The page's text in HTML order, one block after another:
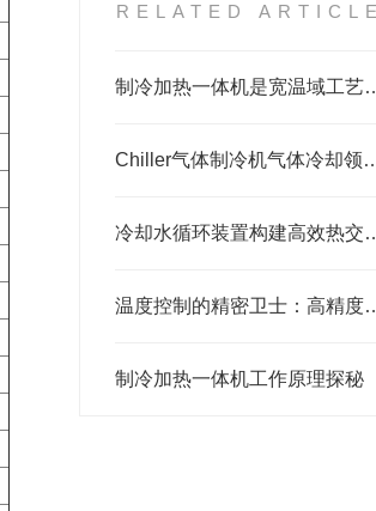
RELATED
制冷加热一体机是
Chiller气体制冷机
冷却水循环装置
温度控制的精密卫
制冷加热一体机工作原理探秘